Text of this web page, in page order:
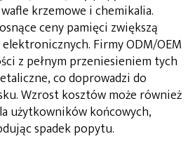
krzemowe i chemikalia.
ceny pamięci zwiększą
Firmy ODM/OEM
z pełnym przeniesieniem tych
co doprowadzi do
Wzrost kosztów może również
użytkowników końcowych,
spadek popytu.